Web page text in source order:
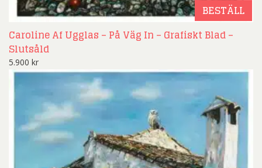
BESTÄLL
Caroline Af Ugglas – På Väg In – Grafiskt Blad –
Slutsåld
5.900 kr